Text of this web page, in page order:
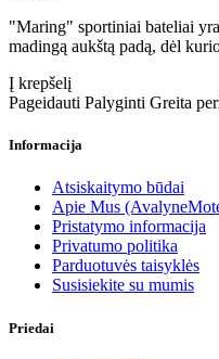
"Maring" sportiniai bateliai
madingą aukštą padą, dėl
Į krepšelį
Pageidauti Palyginti Greita
Informacija
Atsiskaitymo būdai
Apie Mus
Pristatymo informacija
Privatumo politika
Parduotuvės taisyklės
Susisiekite su mumis
Priedai